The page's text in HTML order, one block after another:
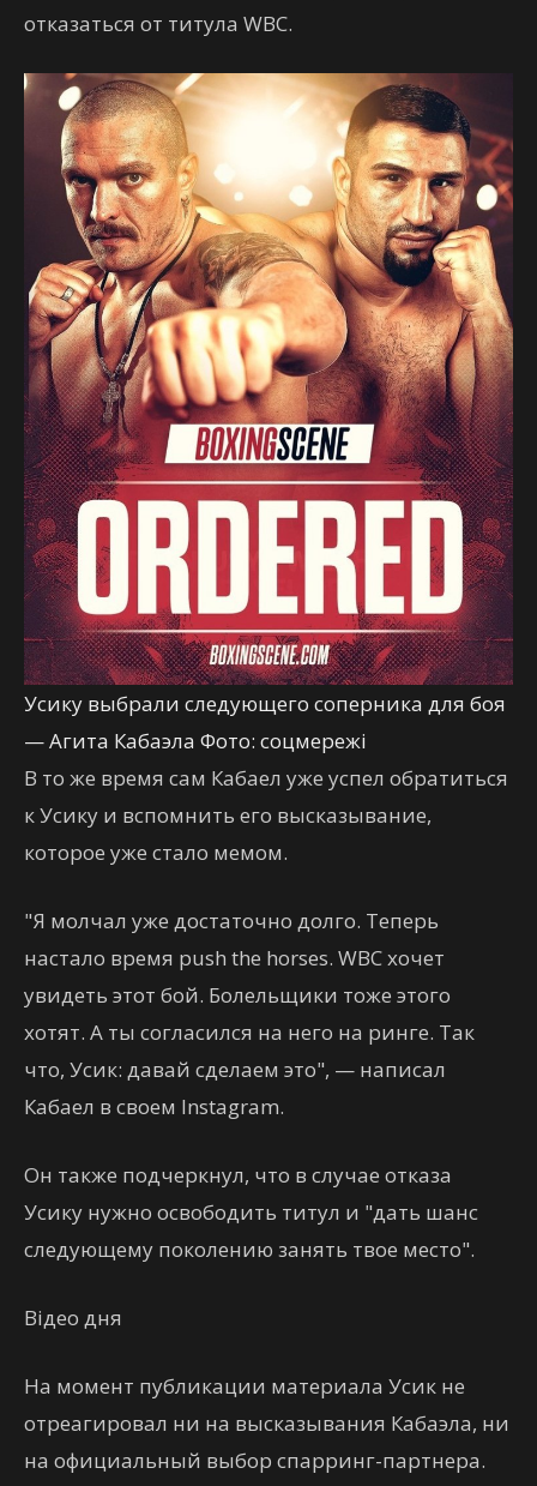
отказаться от титула WBC.
Усику выбрали следующего соперника для боя
— Агита Кабаэла Фото: соцмережі
В то же время сам Кабаел уже успел обратиться
к Усику и вспомнить его высказывание,
которое уже стало мемом.
"Я молчал уже достаточно долго. Теперь
настало время push the horses. WBC хочет
увидеть этот бой. Болельщики тоже этого
хотят. А ты согласился на него на ринге. Так
что, Усик: давай сделаем это", — написал
Кабаел в своем Instagram.
Он также подчеркнул, что в случае отказа
Усику нужно освободить титул и "дать шанс
следующему поколению занять твое место".
Відео дня
На момент публикации материала Усик не
отреагировал ни на высказывания Кабаэла, ни
на официальный выбор спарринг-партнера.